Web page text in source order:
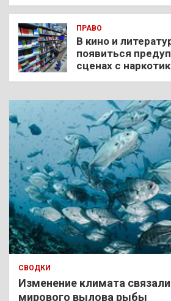
ПРАВО
В кино и
появиться
сценах с
СВОДКИ
Изменение климата
мирового вылова рыбы